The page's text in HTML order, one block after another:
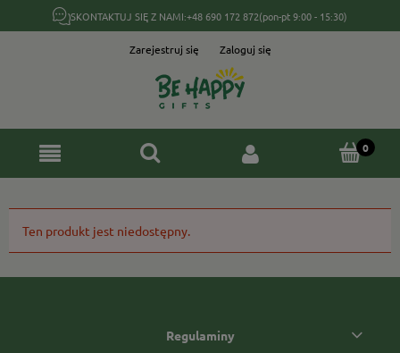
SKONTAKTUJ SIĘ Z NAMI:+48 690 172 872(pon-pt 9:00 - 15:30)
Zarejestruj się Zaloguj się
Ten produkt jest niedostępny.
Regulaminy